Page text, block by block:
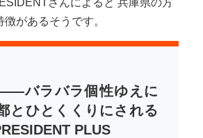
さんによると 兵庫県の方
があるそうです。
バラバラ個性ゆえに
とひとくくりにされる
PLUS